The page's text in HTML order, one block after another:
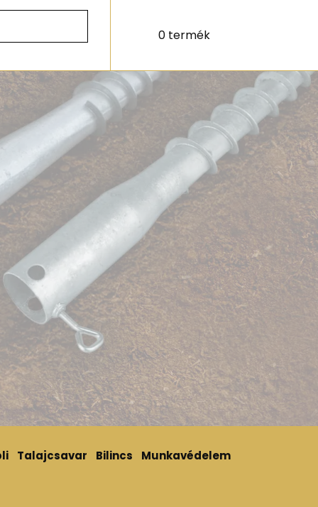
0 termék
Talajcsavar Bilincs
Munkavédelem